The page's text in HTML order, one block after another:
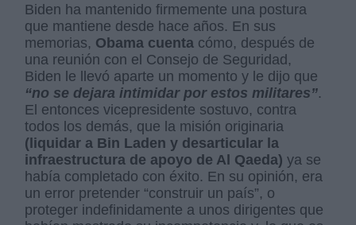
Biden ha mantenido firmemente una postura
que mantiene desde hace años. En sus
memorias, Obama cuenta cómo, después de
una reunión con el Consejo de Seguridad,
Biden le llevó aparte un momento y le dijo que
“no se dejara intimidar por estos militares”.
El entonces vicepresidente sostuvo, contra
todos los demás, que la misión originaria
(liquidar a Bin Laden y desarticular la
infraestructura de apoyo de Al Qaeda) ya se
había completado con éxito. En su opinión, era
un error pretender “construir un país”, o
proteger indefinidamente a unos dirigentes que